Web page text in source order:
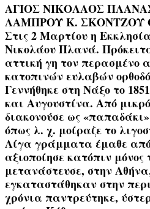
ΑΓΙΟΣ ΝΙΚΟΛΑΟΣ
ΛΑΜΠΡΟΥ Κ. ΣΚΟΝΤΖΟΥ
Στις 2 Μαρτίου η
Νικολάου Πλανά.
αττική γη τον περασμένο
κατοπινών ευλαβών
Γεννήθηκε στη Νάξο το
και Αυγουστίνα. Από
διακονούσε ως
όπως λ. χ. μοίραζε το
Λίγα γράμματα έμαθε από
αξιοποίησε κατόπιν
μετανάστευσε, στην
εγκαταστάθηκαν στην
χρόνια παντρεύτηκε,